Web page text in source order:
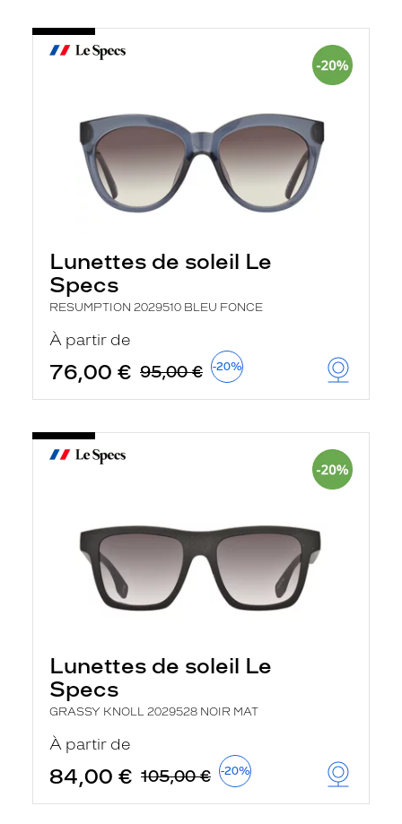
Lunettes de soleil Le
Specs
RESUMPTION 2029510 BLEU FONCE
À partir de
76,00 € 95,00 € -20%
Lunettes de soleil Le
Specs
GRASSY KNOLL 2029528 NOIR MAT
À partir de
84,00 € 105,00 € -20%